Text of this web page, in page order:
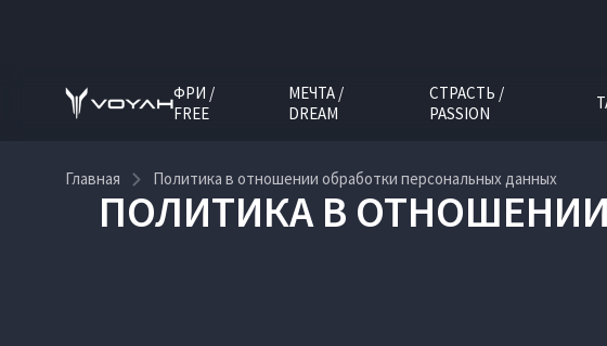
ФРИ /
FREE
МЕЧТА /
DREAM
СТРАСТЬ /
PASSION
Главная Политика в отношении обработки персональных данных
ПОЛИТИКА В